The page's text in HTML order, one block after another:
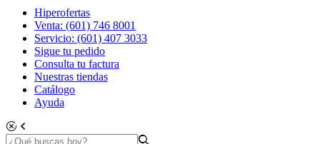
Hiperofertas
Venta: (601) 746 8001
Servicio: (601) 407 3033
Sigue tu pedido
Consulta tu factura
Nuestras tiendas
Catálogo
Ayuda